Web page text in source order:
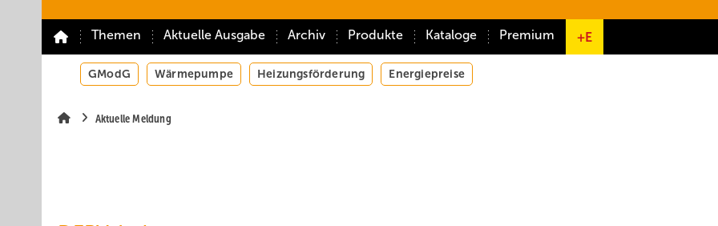
Themen Aktuelle Ausgabe Archiv Produkte Kataloge Premium +E
GModG Wärmepumpe Heizungsförderung Energiepreise
Aktuelle Meldung